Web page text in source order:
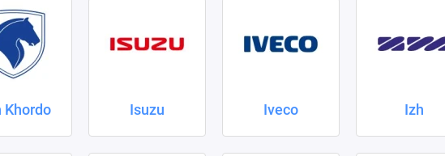
Khordo Isuzu Iveco Izh